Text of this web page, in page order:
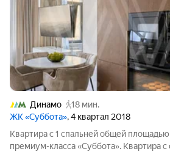
Динамо
18 мин.
ЖК «Суббота», 4 квартал 2018
Квартира с 1 спальней общей
премиум-класса «Суббота». Квартира с